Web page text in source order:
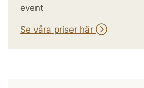
event
Se våra priser här